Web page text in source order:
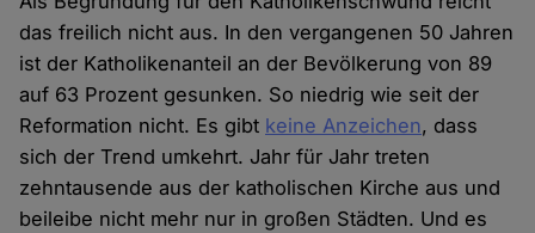
das freilich nicht aus. In den vergangenen 50 Jahren
ist der Katholikenanteil an der Bevölkerung von 89
auf 63 Prozent gesunken. So niedrig wie seit der
Reformation nicht. Es gibt keine Anzeichen, dass
sich der Trend umkehrt. Jahr für Jahr treten
zehntausende aus der katholischen Kirche aus und
beileibe nicht mehr nur in großen Städten. Und es